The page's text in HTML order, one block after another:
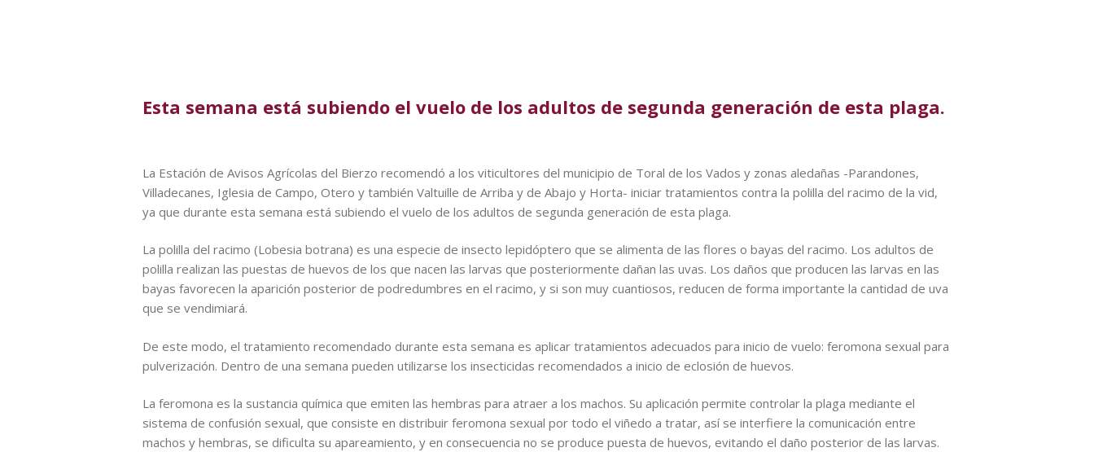
Esta semana está subiendo el vuelo de los adultos de segunda generación de esta plaga.
La Estación de Avisos Agrícolas del Bierzo recomendó a los viticultores del municipio de Toral de los Vados y zonas aledañas -Parandones,
Villadecanes, Iglesia de Campo, Otero y también Valtuille de Arriba y de Abajo y Horta- iniciar tratamientos contra la polilla del racimo de la vid,
ya que durante esta semana está subiendo el vuelo de los adultos de segunda generación de esta plaga.
La polilla del racimo (Lobesia botrana) es una especie de insecto lepidóptero que se alimenta de las flores o bayas del racimo. Los adultos de
polilla realizan las puestas de huevos de los que nacen las larvas que posteriormente dañan las uvas. Los daños que producen las larvas en las
bayas favorecen la aparición posterior de podredumbres en el racimo, y si son muy cuantiosos, reducen de forma importante la cantidad de uva
que se vendimiará.
De este modo, el tratamiento recomendado durante esta semana es aplicar tratamientos adecuados para inicio de vuelo: feromona sexual para
pulverización. Dentro de una semana pueden utilizarse los insecticidas recomendados a inicio de eclosión de huevos.
La feromona es la sustancia química que emiten las hembras para atraer a los machos. Su aplicación permite controlar la plaga mediante el
sistema de confusión sexual, que consiste en distribuir feromona sexual por todo el viñedo a tratar, así se interfiere la comunicación entre
machos y hembras, se dificulta su apareamiento, y en consecuencia no se produce puesta de huevos, evitando el daño posterior de las larvas.